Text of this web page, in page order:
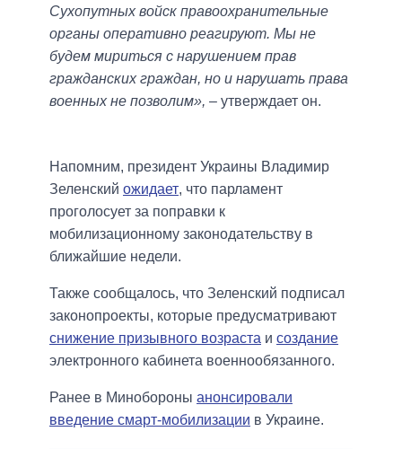
Сухопутных войск правоохранительные
органы оперативно реагируют. Мы не
будем мириться с нарушением прав
гражданских граждан, но и нарушать права
военных не позволим», – утверждает он.
Напомним, президент Украины Владимир
Зеленский ожидает, что парламент
проголосует за поправки к
мобилизационному законодательству в
ближайшие недели.
Также сообщалось, что Зеленский подписал
законопроекты, которые предусматривают
снижение призывного возраста и создание
электронного кабинета военнообязанного.
Ранее в Минобороны анонсировали
введение смарт-мобилизации в Украине.